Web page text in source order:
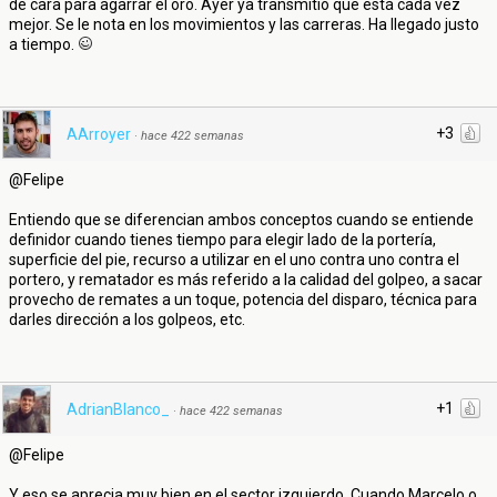
de cara para agarrar el oro. Ayer ya transmitió que está cada vez
mejor. Se le nota en los movimientos y las carreras. Ha llegado justo
a tiempo.
+3
AArroyer · hace 422 semanas
@Felipe
Entiendo que se diferencian ambos conceptos cuando se entiende
definidor cuando tienes tiempo para elegir lado de la portería,
superficie del pie, recurso a utilizar en el uno contra uno contra el
portero, y rematador es más referido a la calidad del golpeo, a sacar
provecho de remates a un toque, potencia del disparo, técnica para
darles dirección a los golpeos, etc.
+1
AdrianBlanco_ · hace 422 semanas
@Felipe